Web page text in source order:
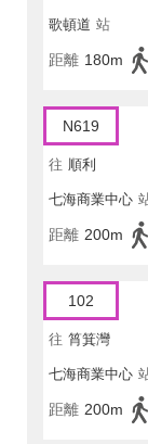
歌頓道 站
距離 180m
N619
往 順利
七海商業中心
距離 200m
102
往 筲箕灣
七海商業中心
距離 200m